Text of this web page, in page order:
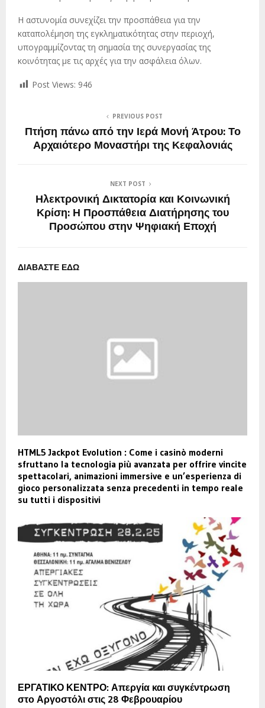
Η αστυνομία συνεχίζει την προσπάθεια για την
καταπολέμηση της εγκληματικότητας στην περιοχή,
υπογραμμίζοντας τη σημασία της συνεργασίας της
κοινότητας με τις αρχές για την ασφάλεια όλων.
Post Views: 946
PREVIOUS POST
Πτήση πάνω από την Ιερά Μονή Άτρου: Το
Αρχαιότερο Μοναστήρι της Κεφαλονιάς
NEXT POST
Ηλεκτρονική Δικτατορία και Κοινωνική
Κρίση: Η Προσπάθεια Διατήρησης του
Προσώπου στην Ψηφιακή Εποχή
ΔΙΑΒΑΣΤΕ ΕΔΩ
HTML5 Jackpot Evolution : Come i casinò moderni
sfruttano la tecnologia più avanzata per offrire vincite
spettacolari, animazioni immersive e un’esperienza di
gioco personalizzata senza precedenti in tempo reale
su tutti i dispositivi
ΕΡΓΑΤΙΚΟ ΚΕΝΤΡΟ: Απεργία και συγκέντρωση
στο Αργοστόλι στις 28 Φεβρουαρίου